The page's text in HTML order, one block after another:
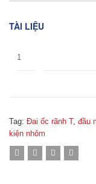
TÀI LIỆU
1
Tag: Đai ốc rãnh T, đầu
kiện nhôm